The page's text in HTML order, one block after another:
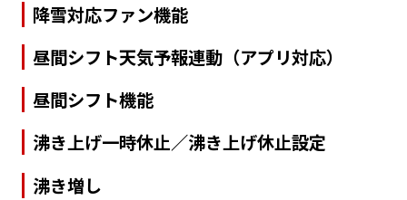
降雪対応ファン機能
昼間シフト天気予報連動（アプリ対応）
昼間シフト機能
沸き上げ一時休止／沸き上げ休止設定
沸き増し